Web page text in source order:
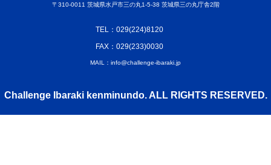
〒310-0011 茨城県水戸市三の丸1-5-38 茨城県三の丸庁舎2階
TEL：029(224)8120
FAX：029(233)0030
MAIL：info@challenge-ibaraki.jp
Challenge Ibaraki kenminundo. ALL RIGHTS RESERVED.